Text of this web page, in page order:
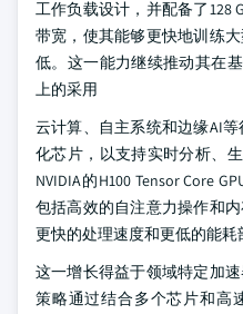
工作负载设计，并配备了128
带宽，使其能够更快地训练
低。这一能力继续推动其在
上的采用
云计算、自主系统和边缘AI
化芯片，以支持实时分析、
NVIDIA的H100 Tensor Core
包括高效的自注意力操作和
更快的处理速度和更低的能耗
这一增长得益于领域特定加
策略通过结合多个芯片和高